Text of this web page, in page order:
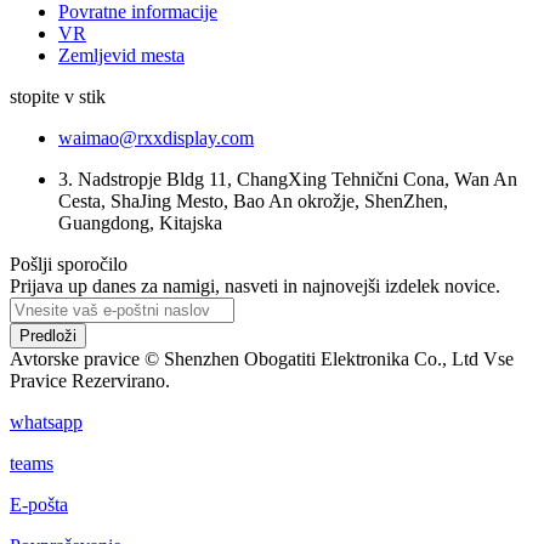
Povratne informacije
VR
Zemljevid mesta
stopite v stik
waimao@rxxdisplay.com
3. Nadstropje Bldg 11, ChangXing Tehnični Cona, Wan An
Cesta, ShaJing Mesto, Bao An okrožje, ShenZhen,
Guangdong, Kitajska
Pošlji sporočilo
Prijava up danes za namigi, nasveti in najnovejši izdelek novice.
Predloži
Avtorske pravice © Shenzhen Obogatiti Elektronika Co., Ltd Vse
Pravice Rezervirano.
whatsapp
teams
E-pošta